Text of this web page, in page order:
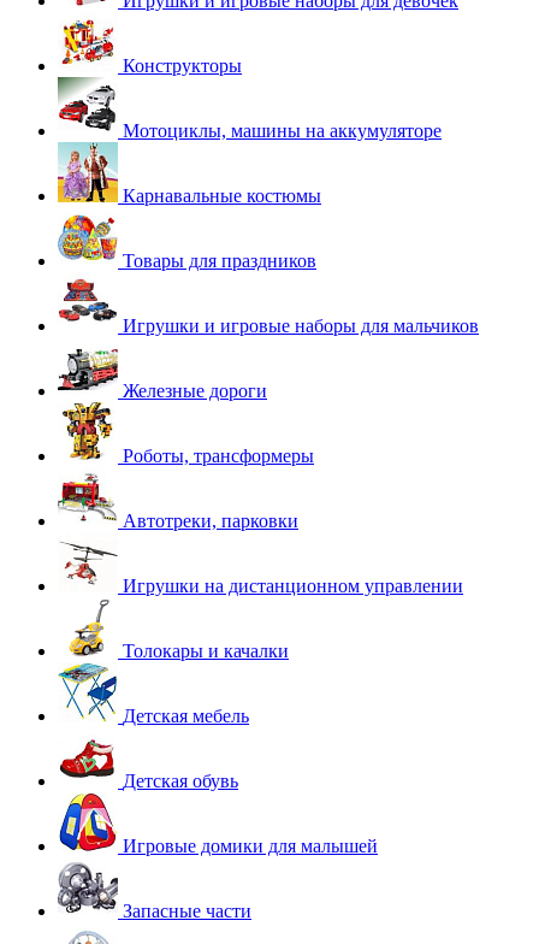
Конструкторы
Мотоциклы, машины на аккумуляторе
Карнавальные костюмы
Товары для праздников
Игрушки и игровые наборы для мальчиков
Железные дороги
Роботы, трансформеры
Автотреки, парковки
Игрушки на дистанционном управлении
Толокары и качалки
Детская мебель
Детская обувь
Игровые домики для малышей
Запасные части